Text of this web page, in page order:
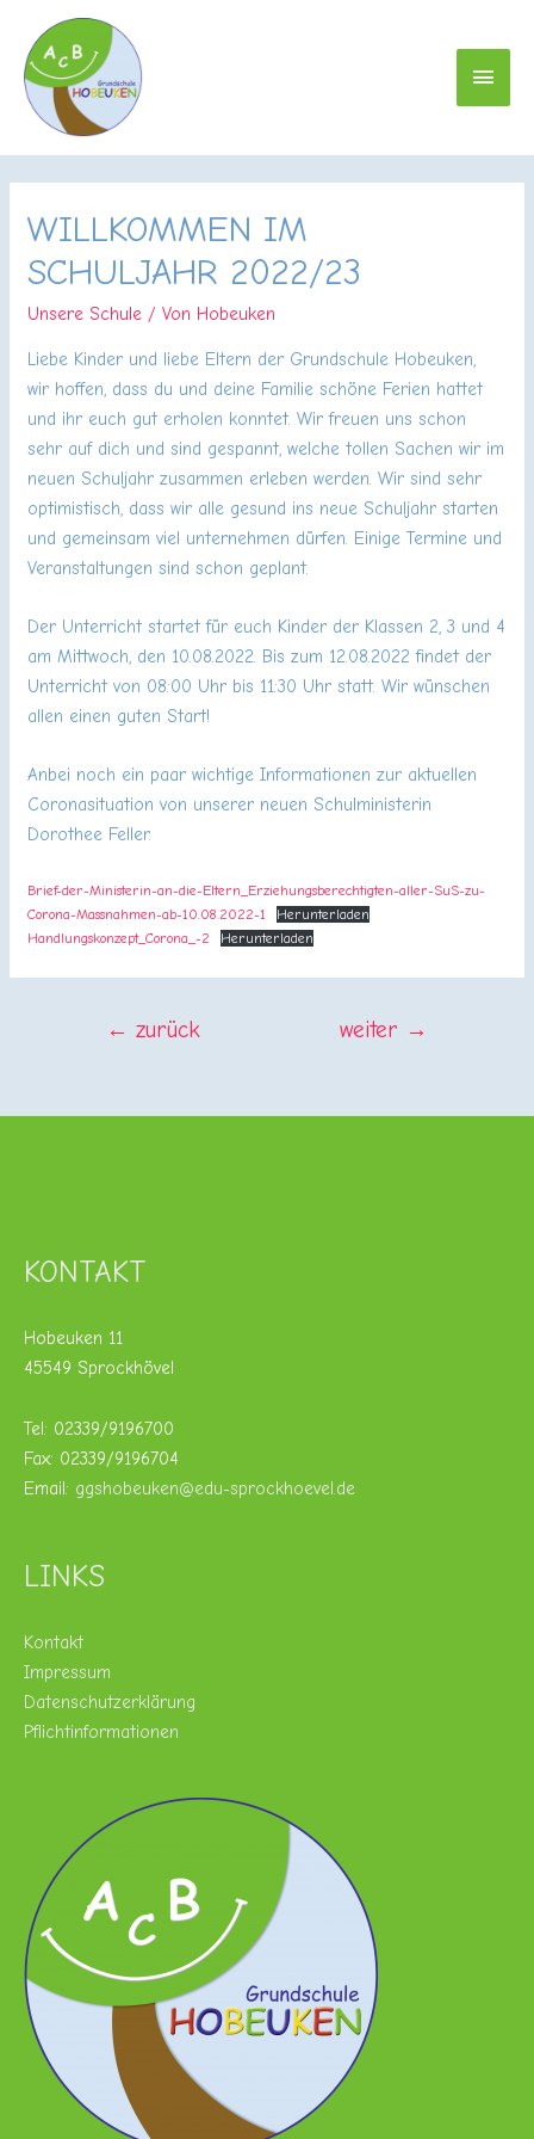
WILLKOMMEN IM
SCHULJAHR 2022/23
Unsere Schule / Von Hobeuken
Liebe Kinder und liebe Eltern der Grundschule Hobeuken,
wir hoffen, dass du und deine Familie schöne Ferien hattet
und ihr euch gut erholen konntet. Wir freuen uns schon
sehr auf dich und sind gespannt, welche tollen Sachen wir im
neuen Schuljahr zusammen erleben werden. Wir sind sehr
optimistisch, dass wir alle gesund ins neue Schuljahr starten
und gemeinsam viel unternehmen dürfen. Einige Termine und
Veranstaltungen sind schon geplant.
Der Unterricht startet für euch Kinder der Klassen 2, 3 und 4
am Mittwoch, den 10.08.2022. Bis zum 12.08.2022 findet der
Unterricht von 08:00 Uhr bis 11:30 Uhr statt. Wir wünschen
allen einen guten Start!
Anbei noch ein paar wichtige Informationen zur aktuellen
Coronasituation von unserer neuen Schulministerin
Dorothee Feller.
Brief-der-Ministerin-an-die-Eltern_Erziehungsberechtigten-aller-SuS-zu-
Corona-Massnahmen-ab-10.08.2022-1
Herunterladen
Handlungskonzept_Corona_-2
Herunterladen
BEITRAGSNAVIGATION
← zurück weiter →
KONTAKT
Hobeuken 11
45549 Sprockhövel
Tel: 02339/9196700
Fax: 02339/9196704
Email: ggshobeuken@edu-sprockhoevel.de
LINKS
Kontakt
Impressum
Datenschutzerklärung
Pflichtinformationen